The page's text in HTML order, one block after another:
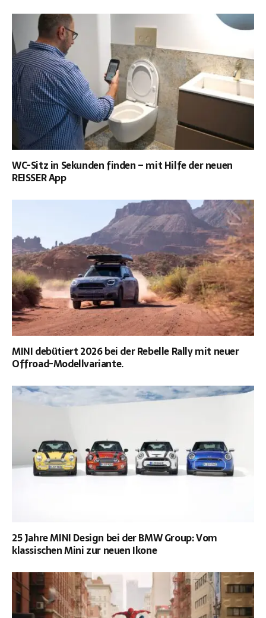
WC-Sitz in Sekunden finden – mit Hilfe der neuen
REISSER App
MINI debütiert 2026 bei der Rebelle Rally mit neuer
Offroad-Modellvariante.
25 Jahre MINI Design bei der BMW Group: Vom
klassischen Mini zur neuen Ikone